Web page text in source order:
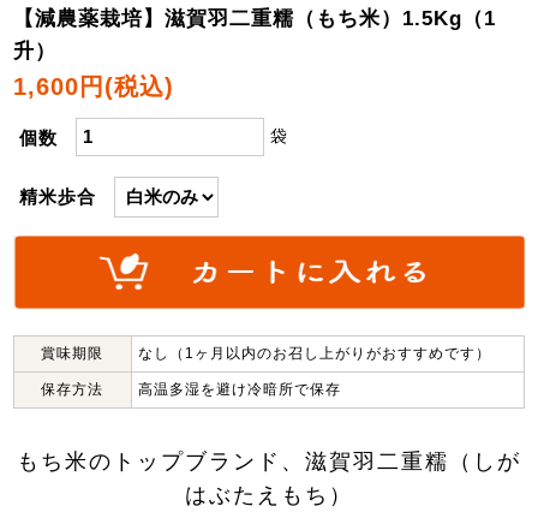
【減農薬栽培】滋賀羽二重糯（もち米）1.5Kg（1
升）
1,600円(税込)
個数 袋
精米歩合
賞味期限 なし（1ヶ月以内のお召し上がりがおすすめです）
保存方法 高温多湿を避け冷暗所で保存
もち米のトップブランド、滋賀羽二重糯（しが
はぶたえもち）